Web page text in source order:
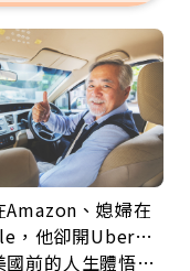
Amazon、媳婦在
，他卻開Uber…
國前的人生體悟：